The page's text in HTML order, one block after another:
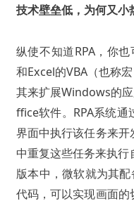
技术壁垒低，为何又小
纵使不知道RPA，你
和Excel的VBA（也称
其来扩展Windows的
ffice软件。 RPA系统
界面中执行该任务来
中重复这些任务来执行
版本中，微软就为其
代码，可以实现画面的